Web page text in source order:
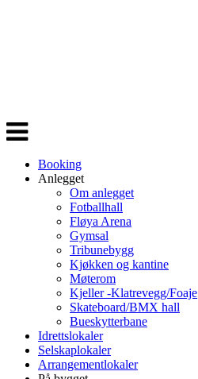
Veksle
navigasjon
Booking
Anlegget
Om anlegget
Fotballhall
Fløya Arena
Gymsal
Tribunebygg
Kjøkken og kantine
Møterom
Kjeller -Klatrevegg/Foaje
Skateboard/BMX hall
Bueskytterbane
Idrettslokaler
Selskaplokaler
Arrangementlokaler